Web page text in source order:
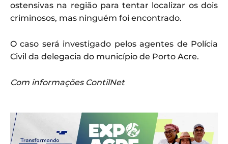
ostensivas na região para tentar localizar os dois
criminosos, mas ninguém foi encontrado.
O caso será investigado pelos agentes de Polícia
Civil da delegacia do município de Porto Acre.
Com informações ContilNet